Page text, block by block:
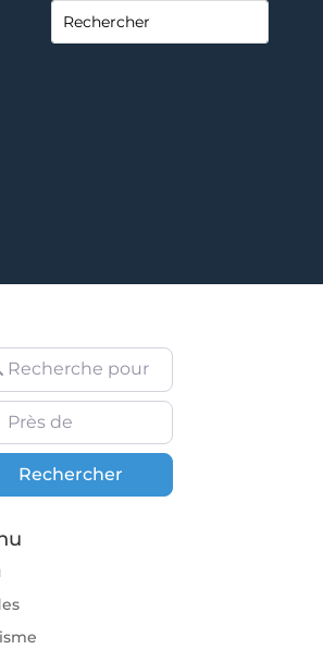
pour
de
Rechercher